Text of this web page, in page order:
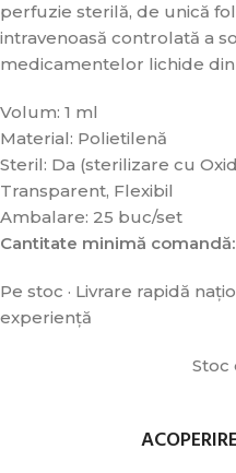
perfuzie sterilă, de unică
intravenoasă controlată a
medicamentelor lichide
Volum: 1 ml
Material: Polietilenă
Steril: Da (sterilizare cu
Transparent, Flexibil
Ambalare: 25 buc/set
Cantitate minimă comandă:
Pe stoc · Livrare rapidă
experiență
Stoc